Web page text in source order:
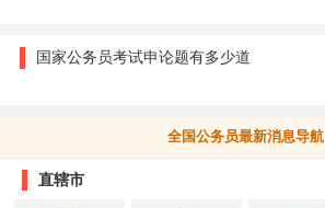
国家公务员考试申论题有多少道
全国公务员最新消息导航
直辖市